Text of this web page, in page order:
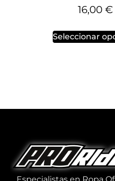
16,00 €
Seleccionar
Especialistas en Ropa